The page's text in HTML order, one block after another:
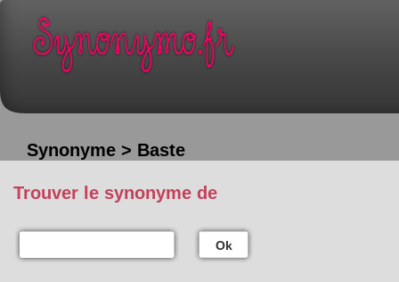
Synonyme > Baste
Trouver le synonyme de
Ok